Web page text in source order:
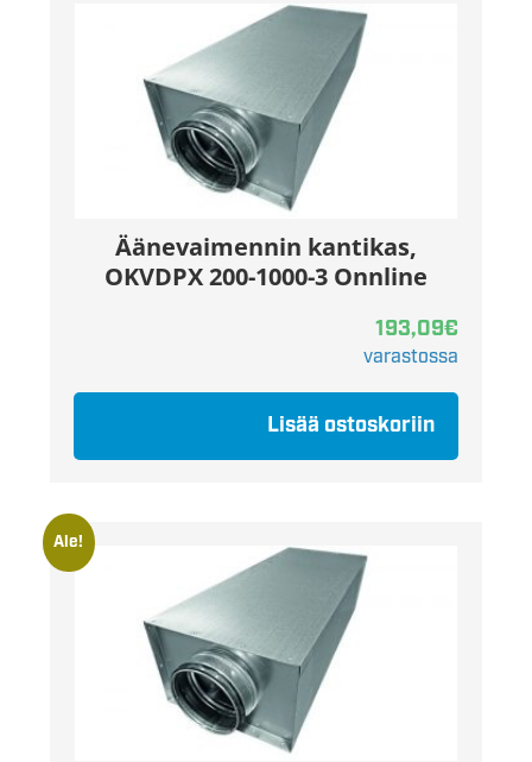
Äänevaimennin kantikas,
OKVDPX 200-1000-3 Onnline
193,09€
varastossa
Lisää ostoskoriin
Ale!